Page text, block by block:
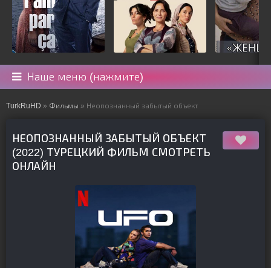
Наше меню (нажмите)
TurkRuHD » Фильмы » Неопознанный забытый объект
НЕОПОЗНАННЫЙ ЗАБЫТЫЙ ОБЪЕКТ
(2022) ТУРЕЦКИЙ ФИЛЬМ СМОТРЕТЬ
ОНЛАЙН